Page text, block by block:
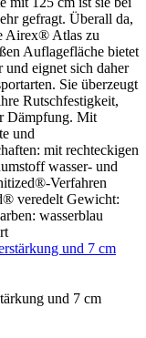
gefragt. Überall da,
Airex® Atlas zu
Auflagefläche bietet
und eignet sich daher
Sie überzeugt
Rutschfestigkeit,
Dämpfung. Mit
und
mit rechteckigen
wasser- und
Verfahren
veredelt Gewicht:
wasserblau
und 7 cm